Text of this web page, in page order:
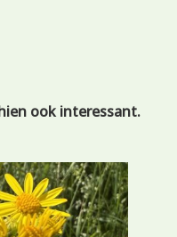
ook interessant.